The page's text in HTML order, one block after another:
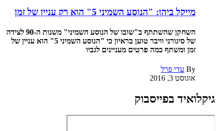
מייקל ביהן: "הנוסע השמיני 5" הוא רק עניין של זמן
השחקן שהשתתף ב"שובו של הנוסע השמיני" משנות ה-90 לצידה
של סיגורני וויבר טוען בראיון כי "הנוסע השמיני 5" הוא עניין של
זמן ומשתף כמה פרטים מעניינים לגביו
By עדי פרל
אוגוסט 3, 2016
גיקלואיד בפייסבוק